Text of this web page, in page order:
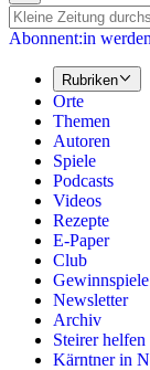
Abonnent:in
Rubriken
Orte
Themen
Autoren
Spiele
Podcasts
Videos
Rezepte
E-Paper
Club
Gewinnspiele
Newsletter
Archiv
Steirer helfen
Kärntner in